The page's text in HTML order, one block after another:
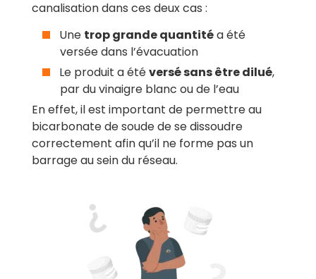
canalisation dans ces deux cas :
Une trop grande quantitéa été
versée dans l’évacuation
Le produit a étéversé sans être dilué,
par du vinaigre blanc ou de l’eau
En effet, il est important de permettre au
bicarbonate de soude de se dissoudre
correctement afin qu’il ne forme pas un
barrage au sein du réseau.